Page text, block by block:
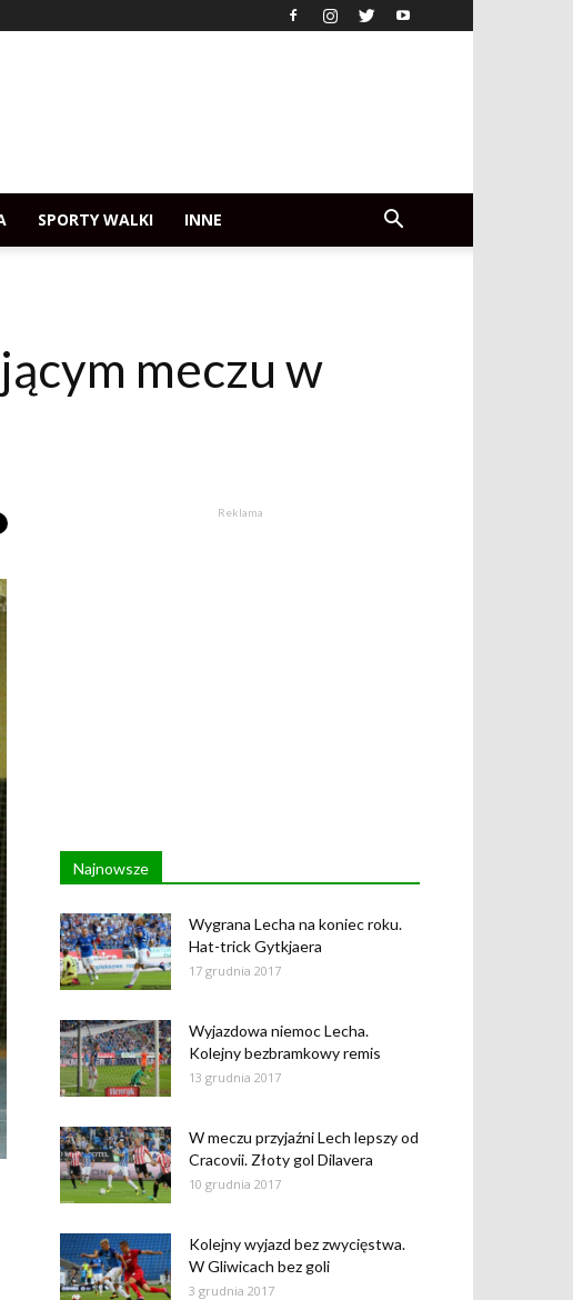
SPORTY WALKI INNE
meczu w
Reklama
Najnowsze
Wygrana Lecha na koniec roku.
Hat-trick Gytkjaera
17 grudnia 2017
Wyjazdowa niemoc Lecha.
Kolejny bezbramkowy remis
13 grudnia 2017
W meczu przyjaźni Lech lepszy od
Cracovii. Złoty gol Dilavera
10 grudnia 2017
Kolejny wyjazd bez zwycięstwa.
W Gliwicach bez goli
3 grudnia 2017